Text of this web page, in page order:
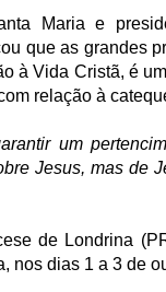
Maria e
que as grandes
à Vida Cristã, é
relação à
um
Jesus, mas de
de Londrina
nos dias 1 a 3 de